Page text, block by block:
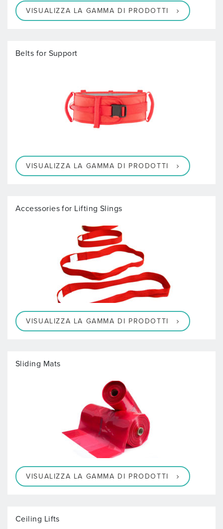
VISUALIZZA LA GAMMA DI PRODOTTI
Belts for Support
VISUALIZZA LA GAMMA DI PRODOTTI
Accessories for Lifting Slings
VISUALIZZA LA GAMMA DI PRODOTTI
Sliding Mats
VISUALIZZA LA GAMMA DI PRODOTTI
Ceiling Lifts